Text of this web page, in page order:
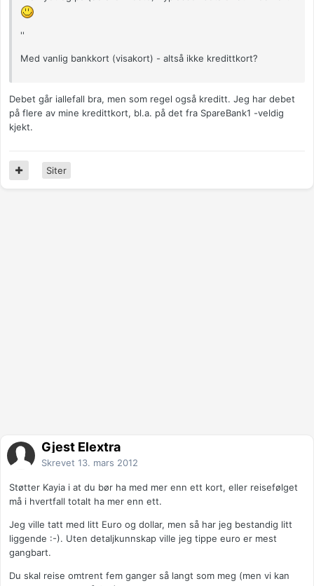
''
Med vanlig bankkort (visakort) - altså ikke kredittkort?
Debet går iallefall bra, men som regel også kreditt. Jeg har debet
på flere av mine kredittkort, bl.a. på det fra SpareBank1 -veldig
kjekt.
Siter
Gjest Elextra
Skrevet 13. mars 2012
Støtter Kayia i at du bør ha med mer enn ett kort, eller reisefølget
må i hvertfall totalt ha mer enn ett.
Jeg ville tatt med litt Euro og dollar, men så har jeg bestandig litt
liggende :-). Uten detaljkunnskap ville jeg tippe euro er mest
gangbart.
Du skal reise omtrent fem ganger så langt som meg (men vi kan